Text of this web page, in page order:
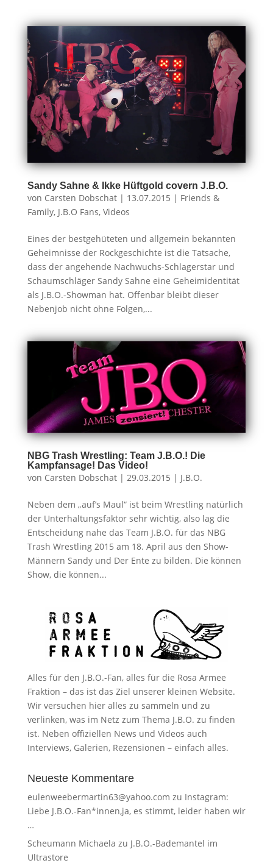
Sandy Sahne & Ikke Hüftgold covern J.B.O.
von Carsten Dobschat| 13.07.2015 | Friends &
Family, J.B.O Fans, Videos
Eines der bestgehüteten und allgemein bekannten
Geheimnisse der Rockgeschichte ist die Tatsache,
dass der angehende Nachwuchs-Schlagerstar und
Schaumschläger Sandy Sahne eine Geheimidentität
als J.B.O.-Showman hat. Offenbar bleibt dieser
Nebenjob nicht ohne Folgen,...
NBG Trash Wrestling: Team J.B.O.! Die
Kampfansage! Das Video!
von Carsten Dobschat| 29.03.2015 | J.B.O.
Neben dem „auf’s Maul“ ist beim Wrestling natürlich
der Unterhaltungsfaktor sehr wichtig, also lag die
Entscheidung nahe das Team J.B.O. für das NBG
Trash Wrestling 2015 am 18. April aus den Show-
Männern Sandy und Der Ente zu bilden. Die können
Show, die können...
Alles für den J.B.O.-Fan, alles für die Rosa Armee
Fraktion – das ist das Ziel unserer kleinen Website.
Wir versuchen hier alles zu sammeln und zu
verlinken, was im Netz zum Thema J.B.O. zu finden
ist. Neben offiziellen News und Videos auch
Interviews, Galerien, Rezensionen – einfach alles.
Neueste Kommentare
eulenweebermartin63@yahoo.com zu Instagram:
Liebe J.B.O.-Fan*innen,ja, es stimmt, leider haben wir
…
Scheumann Michaela zu J.B.O.-Bademantel im
Ultrastore